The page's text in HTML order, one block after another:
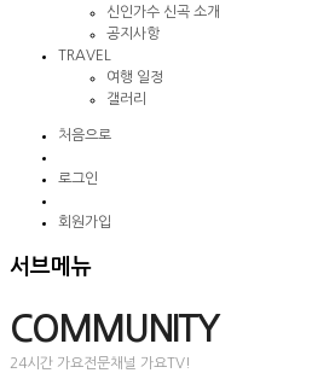
신인가수 신곡 소개
공지사항
TRAVEL
여행 일정
갤러리
처음으로
로그인
회원가입
서브메뉴
COMMUNITY
24시간 가요전문채널 가요TV!